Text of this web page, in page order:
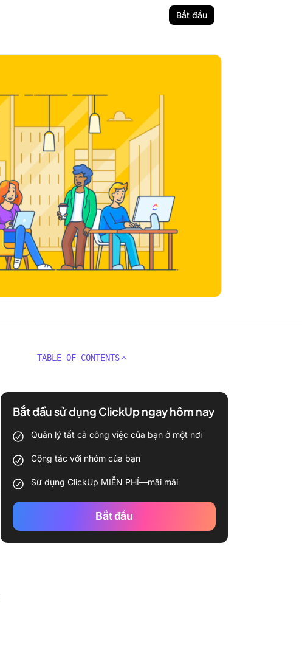
Bắt đầu
TABLE OF CONTENTS
Bắt đầu sử dụng ClickUp ngay hôm nay
Quản lý tất cả công việc của bạn ở một nơi
Cộng tác với nhóm của bạn
Sử dụng ClickUp MIỄN PHÍ—mãi mãi
Bắt đầu